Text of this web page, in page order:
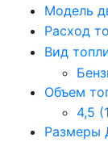
Модель
Расход
Вид
Объем
4,5